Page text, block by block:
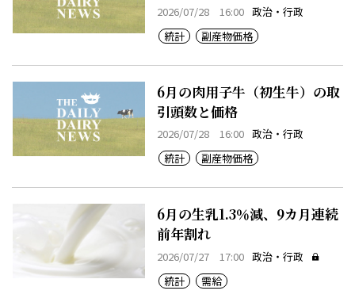
2026/07/28 16:00 政治・行政
統計
副産物価格
6月の肉用子牛（初生牛）の取
引頭数と価格
2026/07/28 16:00 政治・行政
統計
副産物価格
6月の生乳1.3％減、9カ月連続
前年割れ
2026/07/27 17:00 政治・行政
統計
需給